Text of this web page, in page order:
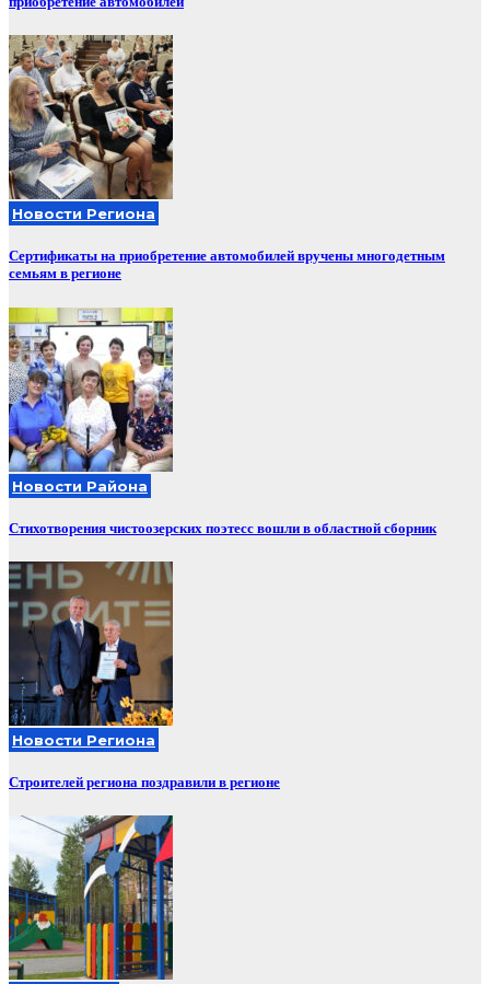
Новости Региона
Сертификаты на приобретение автомобилей вручены многодетным
семьям в регионе
Новости Района
Стихотворения чистоозерских поэтесс вошли в областной сборник
Новости Региона
Строителей региона поздравили в регионе